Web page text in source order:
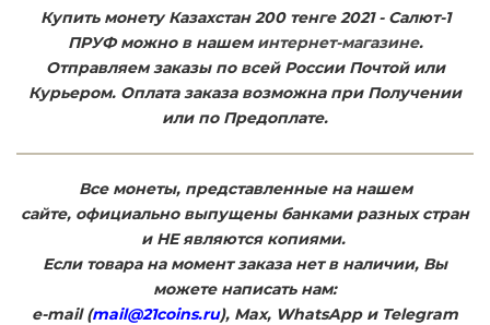
Купить монету Казахстан 200 тенге 2021 - Салют-1
ПРУФ можно в нашем интернет-магазине.
Отправляем заказы по всей России Почтой или
Курьером. Оплата заказа возможна при Получении
или по Предоплате.
Все монеты, представленные на нашем
сайте, официально выпущены банками разных стран
и НЕ являются копиями.
Если товара на момент заказа нет в наличии, Вы
можете написать нам:
e-mail (mail@21coins.ru), Max, WhatsApp и Telegram